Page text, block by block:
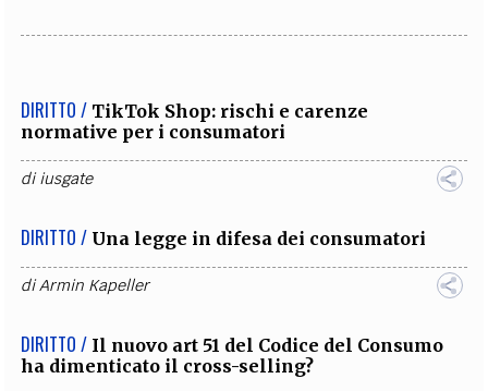
DIRITTO / TikTok Shop: rischi e carenze
normative per i consumatori
diiusgate
DIRITTO / Una legge in difesa dei consumatori
diArmin Kapeller
DIRITTO / Il nuovo art 51 del Codice del Consumo
ha dimenticato il cross-selling?